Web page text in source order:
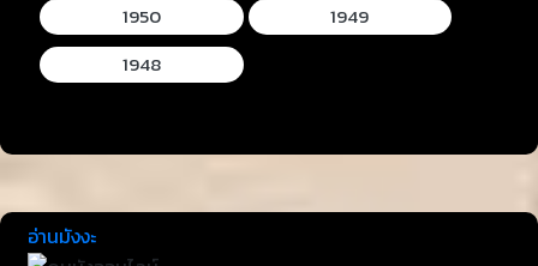
1950
1949
1948
อ่านมังงะ